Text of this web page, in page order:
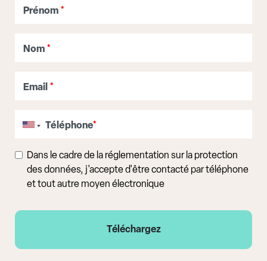
Prénom *
Nom *
Email *
Téléphone*
Dans le cadre de la réglementation sur la protection
des données, j'accepte d'être contacté par téléphone
et tout autre moyen électronique